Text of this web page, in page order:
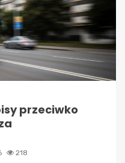
przeciwko
218